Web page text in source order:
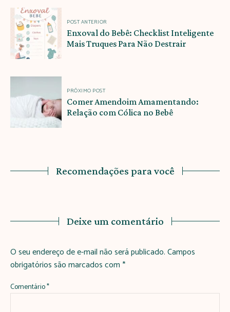
Navegação
de
Post
POST ANTERIOR
Enxoval do Bebê: Checklist Inteligente
Mais Truques Para Não Destrair
PRÓXIMO POST
Comer Amendoim Amamentando:
Relação com Cólica no Bebê
Recomendações para você
Deixe um comentário
O seu endereço de e-mail não será publicado.Campos
obrigatórios são marcados com*
Comentário*